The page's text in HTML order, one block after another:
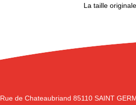
La taille
Rue de Chateaubriand 85110 SAINT